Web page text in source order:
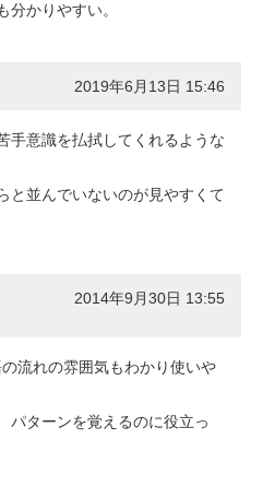
分かりやすい。
2019年6月13日 15:46
手意識を払拭してくれるような
並んでいないのが見やすくて
2014年9月30日 13:55
流れの雰囲気もわかり使いや
パターンを覚えるのに役立っ